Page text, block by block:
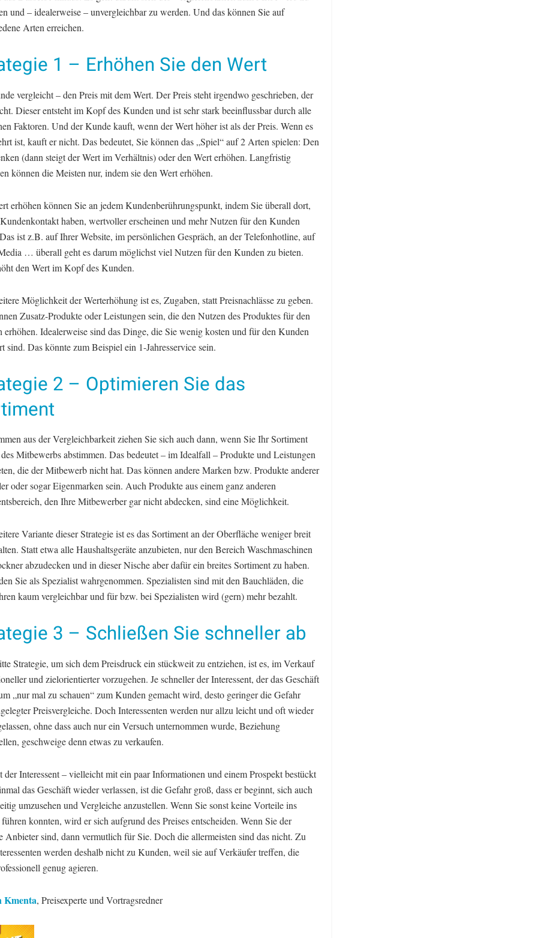
und – idealerweise – unvergleichbar zu werden. Und das können Sie auf
Arten erreichen.
1 – Erhöhen Sie den Wert
vergleicht – den Preis mit dem Wert. Der Preis steht irgendwo geschrieben, der
Dieser entsteht im Kopf des Kunden und ist sehr stark beeinflussbar durch alle
Faktoren. Und der Kunde kauft, wenn der Wert höher ist als der Preis. Wenn es
ist, kauft er nicht. Das bedeutet, Sie können das „Spiel“ auf 2 Arten spielen: Den
(dann steigt der Wert im Verhältnis) oder den Wert erhöhen. Langfristig
können die Meisten nur, indem sie den Wert erhöhen.
erhöhen können Sie an jedem Kundenberührungspunkt, indem Sie überall dort,
haben, wertvoller erscheinen und mehr Nutzen für den Kunden
ist z.B. auf Ihrer Website, im persönlichen Gespräch, an der Telefonhotline, auf
… überall geht es darum möglichst viel Nutzen für den Kunden zu bieten.
den Wert im Kopf des Kunden.
Möglichkeit der Werterhöhung ist es, Zugaben, statt Preisnachlässe zu geben.
Zusatz-Produkte oder Leistungen sein, die den Nutzen des Produktes für den
erhöhen. Idealerweise sind das Dinge, die Sie wenig kosten und für den Kunden
sind. Das könnte zum Beispiel ein 1-Jahresservice sein.
2 – Optimieren Sie das
aus der Vergleichbarkeit ziehen Sie sich auch dann, wenn Sie Ihr Sortiment
Mitbewerbs abstimmen. Das bedeutet – im Idealfall – Produkte und Leistungen
die der Mitbewerb nicht hat. Das können andere Marken bzw. Produkte anderer
oder sogar Eigenmarken sein. Auch Produkte aus einem ganz anderen
den Ihre Mitbewerber gar nicht abdecken, sind eine Möglichkeit.
Variante dieser Strategie ist es das Sortiment an der Oberfläche weniger breit
Statt etwa alle Haushaltsgeräte anzubieten, nur den Bereich Waschmaschinen
abzudecken und in dieser Nische aber dafür ein breites Sortiment zu haben.
Sie als Spezialist wahrgenommen. Spezialisten sind mit den Bauchläden, die
kaum vergleichbar und für bzw. bei Spezialisten wird (gern) mehr bezahlt.
3 – Schließen Sie schneller ab
Strategie, um sich dem Preisdruck ein stückweit zu entziehen, ist es, im Verkauf
und zielorientierter vorzugehen. Je schneller der Interessent, der das Geschäft
„nur mal zu schauen“ zum Kunden gemacht wird, desto geringer die Gefahr
Preisvergleiche. Doch Interessenten werden nur allzu leicht und oft wieder
ohne dass auch nur ein Versuch unternommen wurde, Beziehung
geschweige denn etwas zu verkaufen.
der Interessent – vielleicht mit ein paar Informationen und einem Prospekt bestückt
das Geschäft wieder verlassen, ist die Gefahr groß, dass er beginnt, sich auch
umzusehen und Vergleiche anzustellen. Wenn Sie sonst keine Vorteile ins
konnten, wird er sich aufgrund des Preises entscheiden. Wenn Sie der
Anbieter sind, dann vermutlich für Sie. Doch die allermeisten sind das nicht. Zu
werden deshalb nicht zu Kunden, weil sie auf Verkäufer treffen, die
genug agieren.
Kmenta, Preisexperte und Vortragsredner